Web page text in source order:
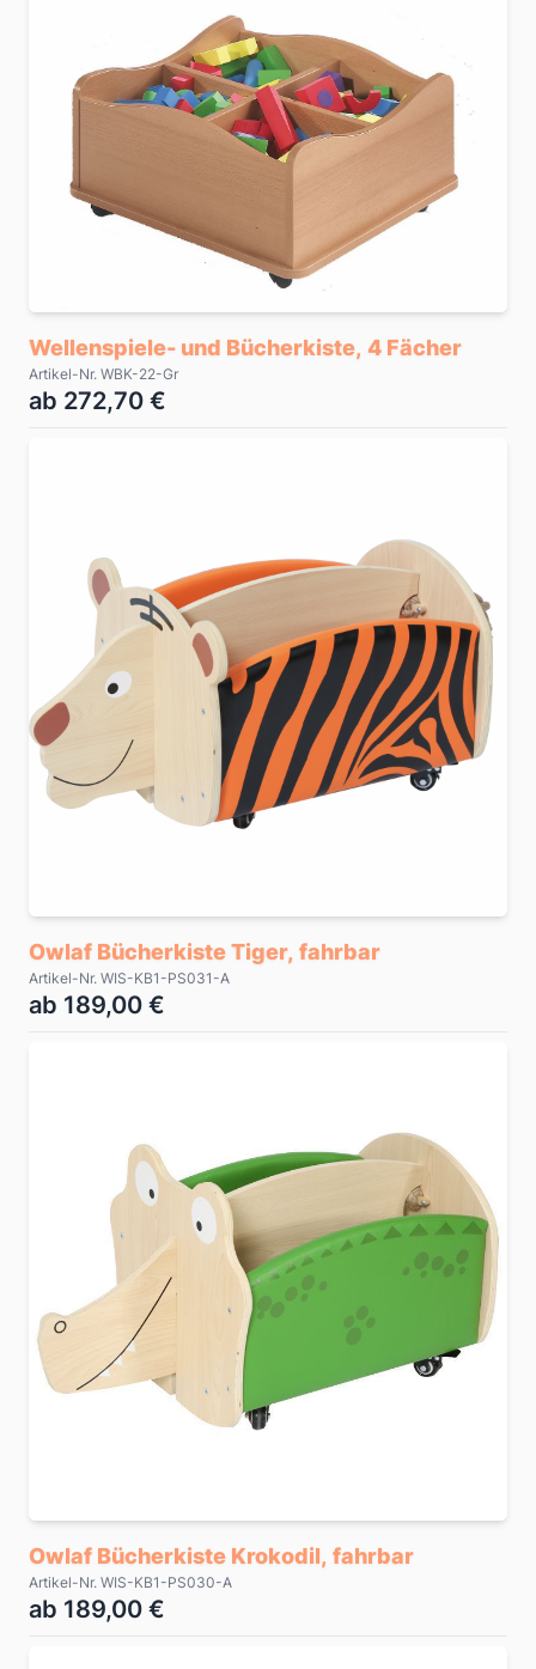
Wellenspiele- und Bücherkiste, 4 Fächer
Artikel-Nr. WBK-22-Gr
ab 272,70 €
Owlaf Bücherkiste Tiger, fahrbar
Artikel-Nr. WIS-KB1-PS031-A
ab 189,00 €
Owlaf Bücherkiste Krokodil, fahrbar
Artikel-Nr. WIS-KB1-PS030-A
ab 189,00 €